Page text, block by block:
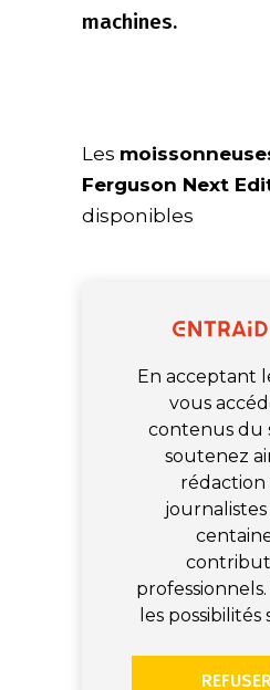
machines.
Les
Ferguson Next
disponibles
En acceptant
vous
contenus du
soutenez
rédaction
les possibilités